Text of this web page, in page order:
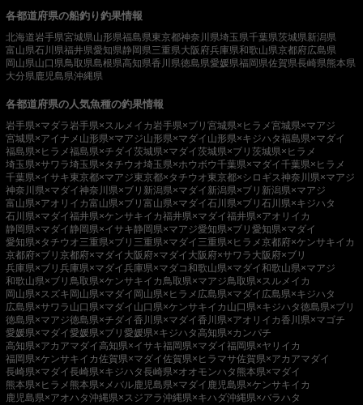
各都道府県の船釣り釣果情報
北海道岩手県宮城県山形県福島県東京都神奈川県埼玉県千葉県茨城県新潟県
富山県石川県福井県愛知県静岡県三重県大阪府兵庫県和歌山県京都府広島県
岡山県山口県鳥取県島根県高知県香川県徳島県愛媛県福岡県佐賀県長崎県熊本県
大分県鹿児島県沖縄県
各都道府県の人気魚種の釣果情報
岩手県×マダラ岩手県×スルメイカ岩手県×ブリ 宮城県×ヒラメ宮城県×マアジ
宮城県×アイナメ 山形県×マアジ山形県×マダイ 山形県×キジハタ福島県×マダイ
福島県×ヒラメ福島県×チダイ茨城県×マダイ茨城県×ブリ 茨城県×ヒラメ
埼玉県×サワラ埼玉県×タチウオ埼玉県×ホウボウ千葉県×マダイ千葉県×ヒラメ
千葉県×イサキ東京都×マアジ東京都×タチウオ東京都×シロギス神奈川県×マアジ
神奈川県×マダイ神奈川県×ブリ 新潟県×マダイ 新潟県×ブリ 新潟県×マアジ
富山県×アオリイカ富山県×ブリ 富山県×マダイ石川県×ブリ 石川県×キジハタ
石川県×マダイ福井県×ケンサキイカ福井県×マダイ福井県×アオリイカ
静岡県×マダイ 静岡県×イサキ静岡県×マアジ愛知県×ブリ 愛知県×マダイ
愛知県×タチウオ三重県×ブリ 三重県×マダイ 三重県×ヒラメ京都府×ケンサキイカ
京都府×ブリ 京都府×マダイ 大阪府×マダイ 大阪府×サワラ 大阪府×ブリ
兵庫県×ブリ 兵庫県×マダイ兵庫県×マダコ和歌山県×マダイ和歌山県×マアジ
和歌山県×ブリ 鳥取県×ケンサキイカ鳥取県×マアジ鳥取県×スルメイカ
岡山県×スズキ 岡山県×マダイ 岡山県×ヒラメ 広島県×マダイ 広島県×キジハタ
広島県×サワラ 山口県×マダイ 山口県×ケンサキイカ 山口県×キジハタ徳島県×ブリ
徳島県×マアジ徳島県×チダイ香川県×マダイ香川県×アオリイカ香川県×マゴチ
愛媛県×マダイ愛媛県×ブリ 愛媛県×キジハタ高知県×カンパチ
高知県×アカアマダイ高知県×イサキ福岡県×マダイ福岡県×ヤリイカ
福岡県×ケンサキイカ佐賀県×マダイ佐賀県×ヒラマサ佐賀県×アカアマダイ
長崎県×マダイ長崎県×キジハタ長崎県×オオモンハタ 熊本県×マダイ
熊本県×ヒラメ 熊本県×メバル鹿児島県×マダイ 鹿児島県×ケンサキイカ
鹿児島県×アオハタ沖縄県×スジアラ沖縄県×キハダ沖縄県×バラハタ